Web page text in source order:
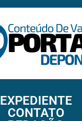
EXPEDIENTE
CONTATO